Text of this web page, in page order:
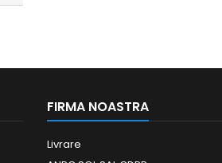
FIRMA NOASTRA
Livrare